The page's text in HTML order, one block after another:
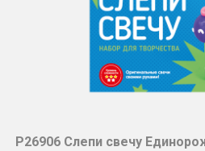
Р26906 Слепи свечу